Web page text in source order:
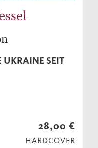
UKRAINE SEIT
28,00 €
HARDCOVER